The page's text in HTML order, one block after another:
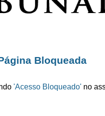
Bloqueada
'Acesso Bloqueado' no